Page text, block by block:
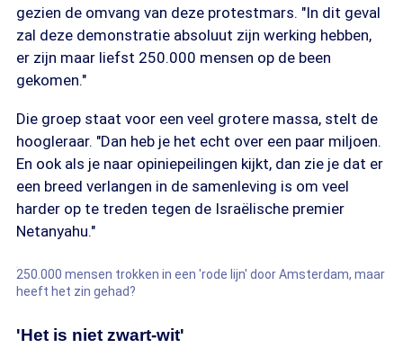
gezien de omvang van deze protestmars. "In dit geval
zal deze demonstratie absoluut zijn werking hebben,
er zijn maar liefst 250.000 mensen op de been
gekomen."
Die groep staat voor een veel grotere massa, stelt de
hoogleraar. "Dan heb je het echt over een paar miljoen.
En ook als je naar opiniepeilingen kijkt, dan zie je dat er
een breed verlangen in de samenleving is om veel
harder op te treden tegen de Israëlische premier
Netanyahu."
250.000 mensen trokken in een 'rode lijn' door Amsterdam, maar
heeft het zin gehad?
'Het is niet zwart-wit'